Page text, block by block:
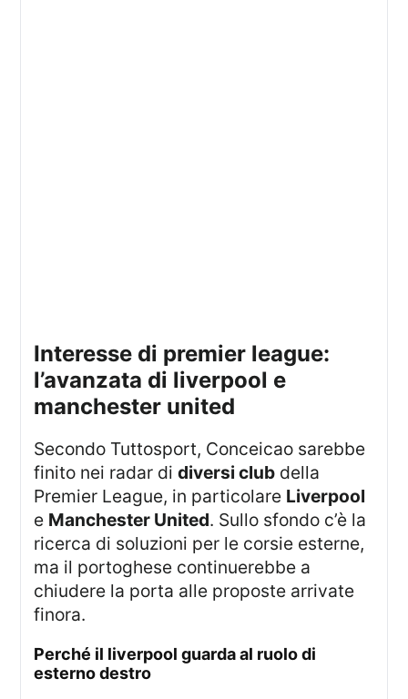
interesse di premier league:
l’avanzata di liverpool e
manchester united
Secondo Tuttosport, Conceicao sarebbe
finito nei radar didiversi club della
Premier League, in particolare Liverpool
e Manchester United. Sullo sfondo c’è la
ricerca di soluzioni per le corsie esterne,
ma il portoghese continuerebbe a
chiudere la porta alle proposte arrivate
finora.
perché il liverpool guarda al ruolo di
esterno destro